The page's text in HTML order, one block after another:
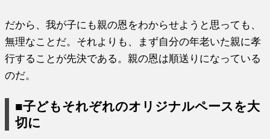
だから、我が子にも親の恩をわからせようと思っても、
無理なことだ。それよりも、まず自分の年老いた親に孝
行することが先決である。親の恩は順送りになっている
のだ。
■子どもそれぞれのオリジナルペースを大
切に